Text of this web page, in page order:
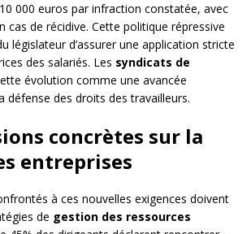
000 euros par infraction constatée, avec
cas de récidive. Cette politique répressive
législateur d’assurer une application stricte
des salariés. Les syndicats de
évolution comme une avancée
défense des droits des travailleurs.
concrètes sur la
entreprises
à ces nouvelles exigences doivent
de gestion des ressources